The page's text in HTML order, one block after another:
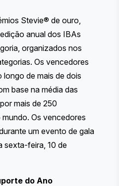
Stevie® de ouro,
anual dos IBAs
organizados nos
Os vencedores
de mais de dois
base na média das
mais de 250
. Os vencedores
um evento de gala
sexta-feira, 10 de
do Ano